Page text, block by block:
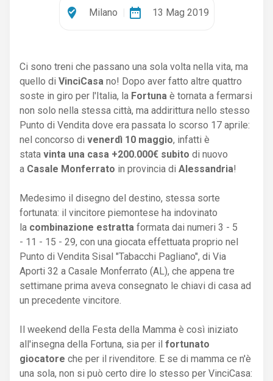
where_to_vote Milano date_range 13 Mag 2019
Ci sono treni che passano una sola volta nella vita, ma
quello di VinciCasa no! Dopo aver fatto altre quattro
soste in giro per l'Italia, la Fortuna è tornata a fermarsi
non solo nella stessa città, ma addirittura nello stesso
Punto di Vendita dove era passata lo scorso 17 aprile:
nel concorso di venerdì 10 maggio, infatti è
stata vinta una casa +200.000€ subito di nuovo
a Casale Monferrato in provincia di Alessandria!
Medesimo il disegno del destino, stessa sorte
fortunata: il vincitore piemontese ha indovinato
la combinazione estratta formata dai numeri 3 - 5
- 11 - 15 - 29, con una giocata effettuata proprio nel
Punto di Vendita Sisal "Tabacchi Pagliano", di Via
Aporti 32 a Casale Monferrato (AL), che appena tre
settimane prima aveva consegnato le chiavi di casa ad
un precedente vincitore.
Il weekend della Festa della Mamma è così iniziato
all'insegna della Fortuna, sia per il fortunato
giocatore che per il rivenditore. E se di mamma ce n'è
una sola, non si può certo dire lo stesso per VinciCasa: